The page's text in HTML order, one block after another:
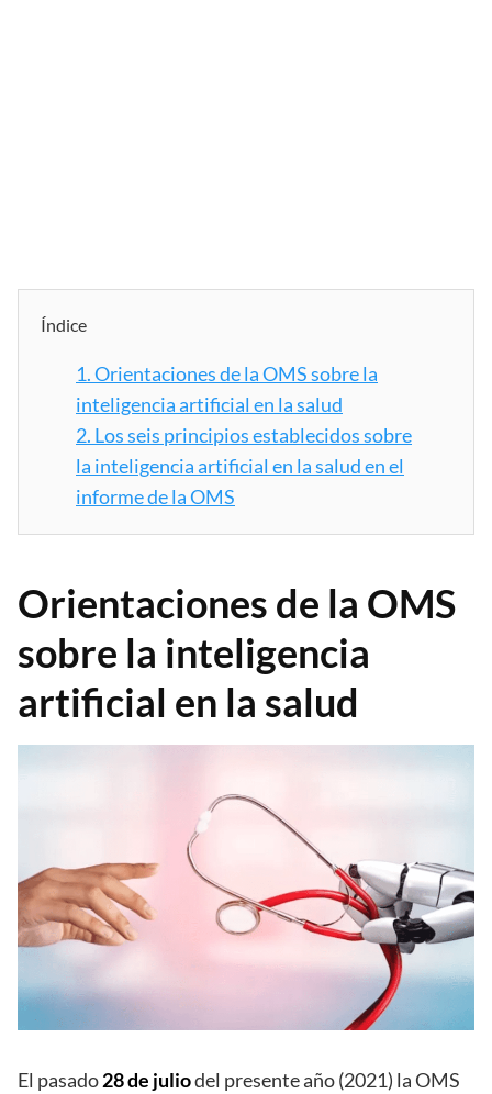
Índice
1.Orientaciones de la OMS sobre la
inteligencia artificial en la salud
2. Los seis principios establecidos sobre
la inteligencia artificial en la salud en el
informe de la OMS
Orientaciones de la OMS
sobre la inteligencia
artificial en la salud
El pasado28 de juliodel presente año (2021) la OMS